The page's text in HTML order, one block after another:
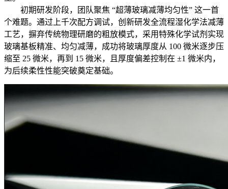
初期研发阶段，团队聚焦 “超薄玻璃减薄均匀性” 这一首
个难题。通过上千次配方调试，创新研发全流程湿化学法减薄
工艺，摒弃传统物理研磨的粗放模式，采用特殊化学试剂实现
玻璃基板精准、均匀减薄，成功将玻璃厚度从 100 微米逐步压
缩至 25 微米，再到 15 微米，且厚度偏差控制在 ±1 微米内，
为后续柔性性能突破奠定基础。